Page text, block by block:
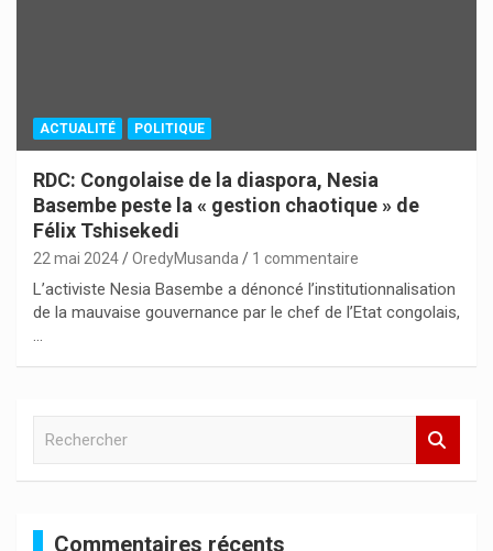
ACTUALITÉ POLITIQUE
RDC: Congolaise de la diaspora, Nesia
Basembe peste la « gestion chaotique » de
Félix Tshisekedi
22 mai 2024 OredyMusanda 1 commentaire
L’activiste Nesia Basembe a dénoncé l’institutionnalisation
de la mauvaise gouvernance par le chef de l’Etat congolais,
Commentaires récents